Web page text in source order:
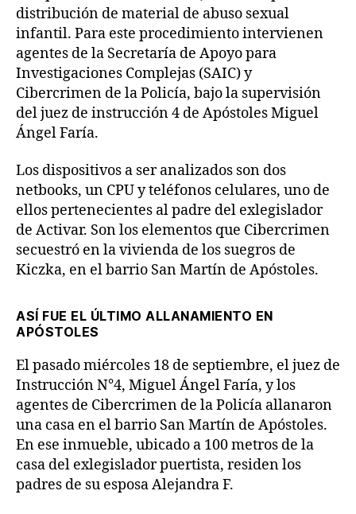
distribución de material de abuso sexual
infantil. Para este procedimiento intervienen
agentes de la Secretaría de Apoyo para
Investigaciones Complejas (SAIC) y
Cibercrimen de la Policía, bajo la supervisión
del juez de instrucción 4 de Apóstoles Miguel
Ángel Faría.
Los dispositivos a ser analizados son dos
netbooks, un CPU y teléfonos celulares, uno de
ellos pertenecientes al padre del exlegislador
de Activar. Son los elementos que Cibercrimen
secuestró en la vivienda de los suegros de
Kiczka, en el barrio San Martín de Apóstoles.
ASÍ FUE EL ÚLTIMO ALLANAMIENTO EN
APÓSTOLES
El pasado miércoles 18 de septiembre, el juez de
Instrucción N°4, Miguel Ángel Faría, y los
agentes de Cibercrimen de la Policía allanaron
una casa en el barrio San Martín de Apóstoles.
En ese inmueble, ubicado a 100 metros de la
casa del exlegislador puertista, residen los
padres de su esposa Alejandra F.